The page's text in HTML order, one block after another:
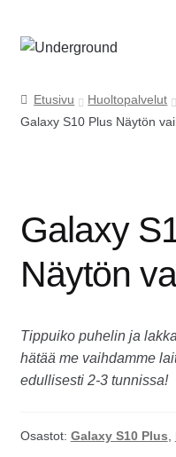
Siirry
Siirry
Etusivu
Ota yhteyttä
Usein kysyttyä
Etusivu Huoltopalvelut
Galaxy S10 Plus Näytön
Galaxy
Näytön
Tippuiko puhelin ja
hätää me vaihdamme
edullisesti 2-3 tunnissa!
Osastot: Galaxy S10 Plus